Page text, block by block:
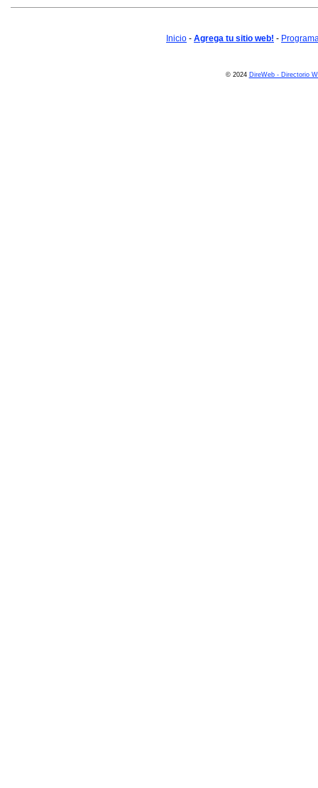
Inicio - Agrega tu sitio web! -
© 2024 DireWeb - Directorio